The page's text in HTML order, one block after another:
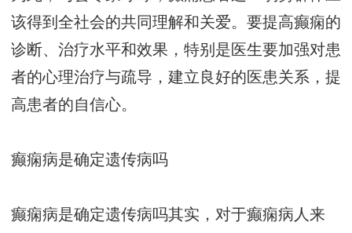
该得到全社会的共同理解和关爱。要提高癫痫的
诊断、治疗水平和效果，特别是医生要加强对患
者的心理治疗与疏导，建立良好的医患关系，提
高患者的自信心。
癫痫病是确定遗传病吗
癫痫病是确定遗传病吗其实，对于癫痫病人来